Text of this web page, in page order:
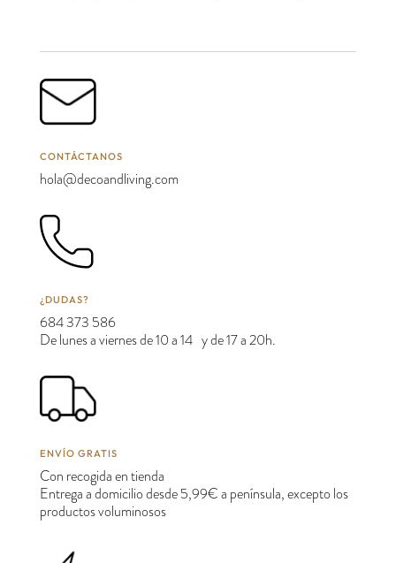
CONTÁCTANOS
hola@decoandliving.com
¿DUDAS?
684 373 586
De lunes a viernes de 10 a 14 y de 17 a 20h.
ENVÍO GRATIS
Con recogida en tienda
Entrega a domicilio desde 5,99€ a península, excepto los
productos voluminosos